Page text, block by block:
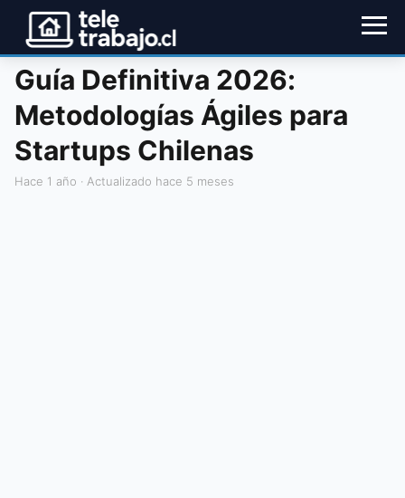
Guía Definitiva 2026:
Metodologías Ágiles para
Startups Chilenas
hace 1 año · Actualizado hace 5 meses